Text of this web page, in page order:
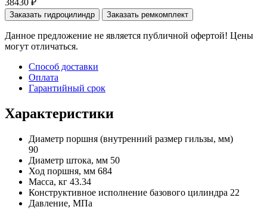
Заказать гидроцилиндр Заказать ремкомплект
Данное предложение не является публичной офертой! Цены
могут отличаться.
Способ доставки
Оплата
Гарантийный срок
Характеристики
Диаметр поршня (внутренний размер гильзы, мм)
90
Диаметр штока, мм 50
Ход поршня, мм 684
Масса, кг 43.34
Конструктивное исполнение базового цилиндра 22
Давление, МПа